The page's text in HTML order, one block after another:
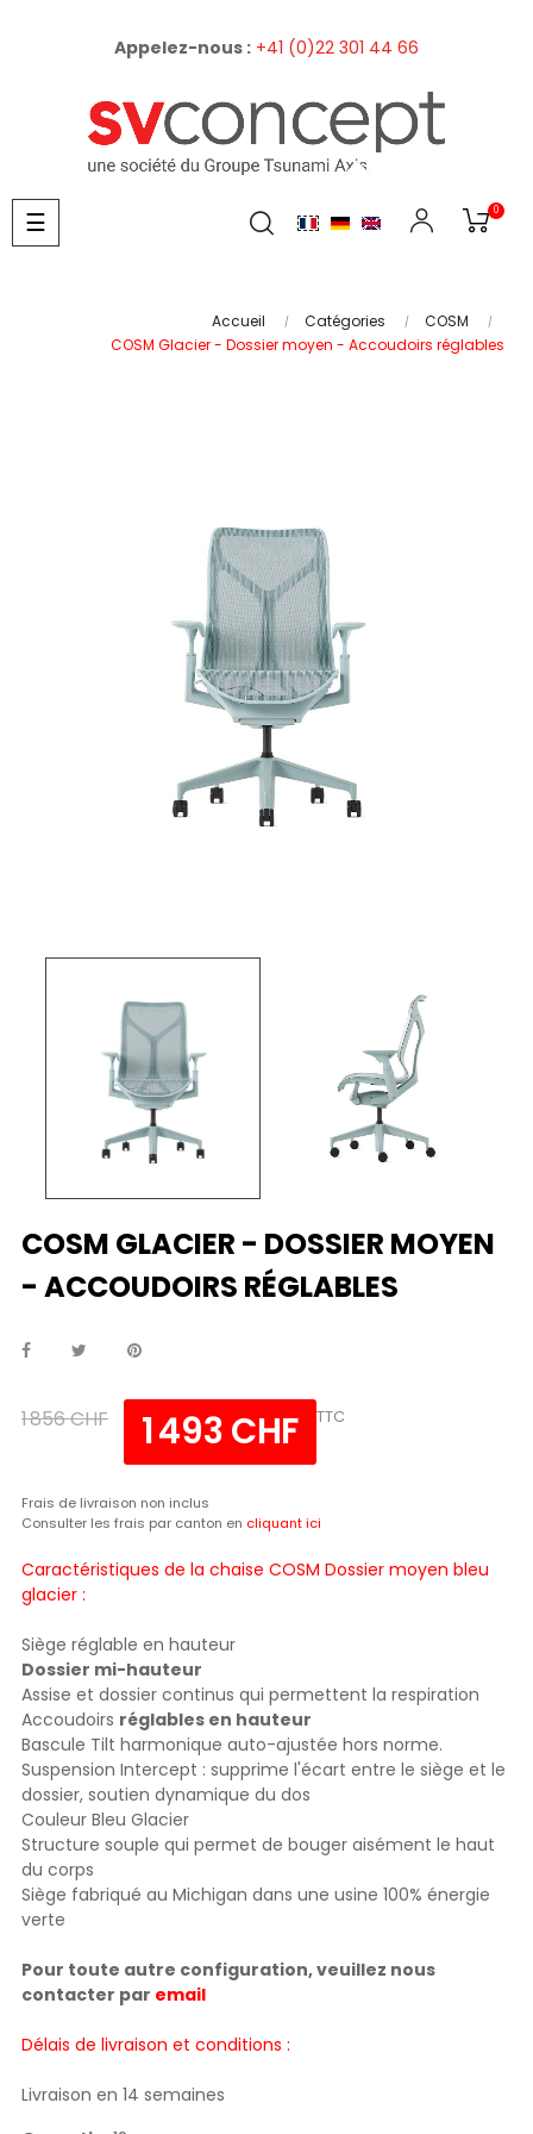
Appelez-nous : +41 (0)22 301 44 66
0
Basculer
la
☰
Accueil Catégories
COSM
COSM Glacier - Dossier moyen - Accoudoirs réglables
COSM GLACIER - DOSSIER MOYEN
- ACCOUDOIRS RÉGLABLES
1 856 CHF 1 493 CHF TTC
Frais de livraison non inclus
Consulter les frais par canton en cliquant ici
Caractéristiques de la chaise COSM Dossier moyen bleu
glacier :
Siège réglable en hauteur
Dossier mi-hauteur
Assise et dossier continus qui permettent la respiration
Accoudoirs réglables en hauteur
Bascule Tilt harmonique auto-ajustée hors norme.
Suspension Intercept : supprime l'écart entre le siège et le
dossier, soutien dynamique du dos
Couleur Bleu Glacier
Structure souple qui permet de bouger aisément le haut
du corps
Siège fabriqué au Michigan dans une usine 100% énergie
verte
Pour toute autre configuration, veuillez nous
contacter par email
Délais de livraison et conditions :
Livraison en 14 semaines